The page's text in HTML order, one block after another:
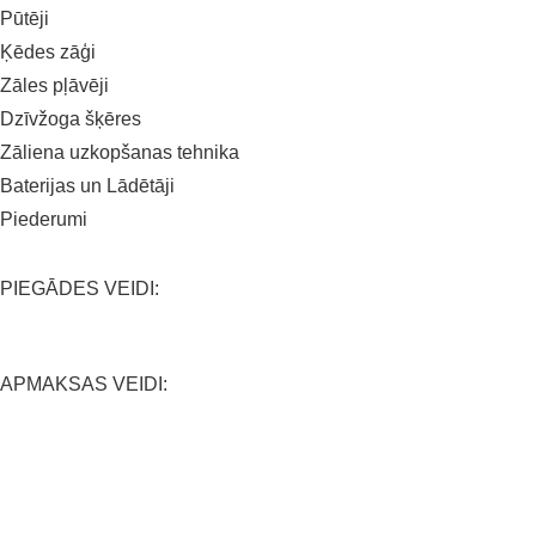
Pūtēji
Ķēdes zāģi
Zāles pļāvēji
Dzīvžoga šķēres
Zāliena uzkopšanas tehnika
Baterijas un Lādētāji
Piederumi
PIEGĀDES VEIDI:
APMAKSAS VEIDI: